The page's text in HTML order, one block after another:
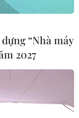
“Nhà máy
2027